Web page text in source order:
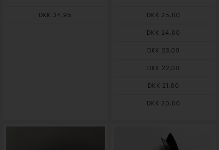
DKK 34,95 DKK 25,00
DKK 24,00
DKK 23,00
DKK 22,00
DKK 21,00
DKK 20,00